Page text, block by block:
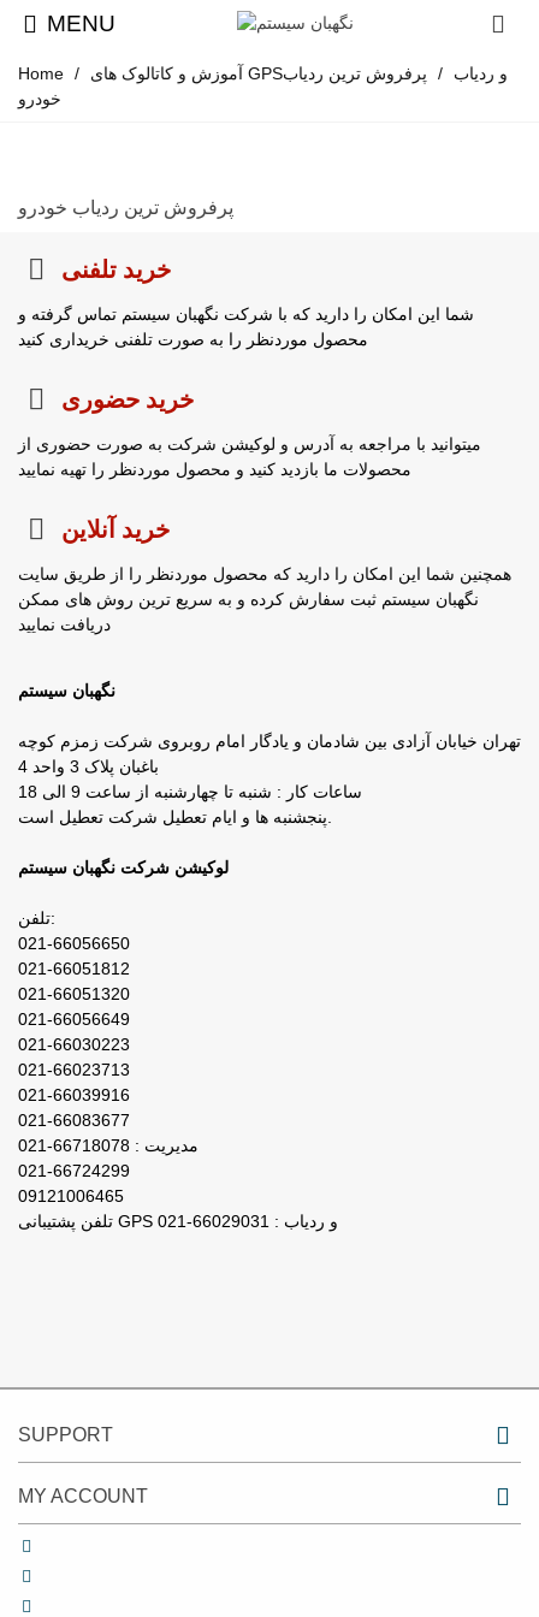
MENU
Home / آموزش و کاتالوک های GPSو ردیاب /
پرفروش ترین ردیاب
خودرو
پرفروش ترین ردیاب خودرو
خرید تلفنی
شما این امکان را دارید که با شرکت نگهبان سیستم تماس گرفته و
محصول موردنظر را به صورت تلفنی خریداری کنید
خرید حضوری
میتوانید با مراجعه به آدرس و لوکیشن شرکت به صورت حضوری از
محصولات ما بازدید کنید و محصول موردنظر را تهیه نمایید
خرید آنلاین
همچنین شما این امکان را دارید که محصول موردنظر را از طریق سایت
نگهبان سیستم ثبت سفارش کرده و به سریع ترین روش های ممکن
دریافت نمایید
نگهبان سیستم
تهران خیابان آزادی بین شادمان و یادگار امام روبروی شرکت زمزم کوچه
باغبان پلاک 3 واحد 4
لوکیشن شرکت نگهبان سیستم
تلفن:
021-66056650
021-66051812
021-66051320
021-66056649
021-66030223
021-66023713
021-66039916
021-66083677
مدیریت : 66718078-021
021-66724299
09121006465
تلفن پشتیبانی GPS و ردیاب : 66029031-021
SUPPORT
MY ACCOUNT